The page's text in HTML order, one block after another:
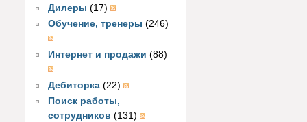
Дилеры (17)
Обучение, тренеры (246)
Интернет и продажи (88)
Дебиторка (22)
Поиск работы,
сотрудников (131)